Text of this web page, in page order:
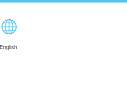
English